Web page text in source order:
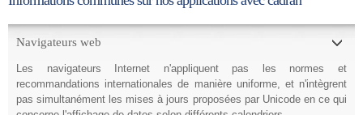
Navigateurs web
Les navigateurs Internet n'appliquent pas les normes et
recommandations internationales de manière uniforme, et n'intègrent
pas simultanément les mises à jours proposées par Unicode en ce qui